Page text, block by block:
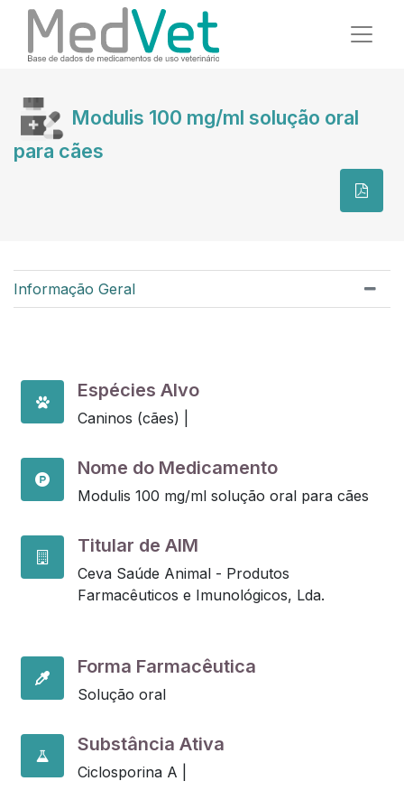
Modulis 100 mg/ml solução oral
para cães
Informação Geral
Espécies Alvo
Caninos (cães) |
Nome do Medicamento
Modulis 100 mg/ml solução oral para cães
Titular de AIM
Ceva Saúde Animal - Produtos
Farmacêuticos e Imunológicos, Lda.
Forma Farmacêutica
Solução oral
Substância Ativa
Ciclosporina A |